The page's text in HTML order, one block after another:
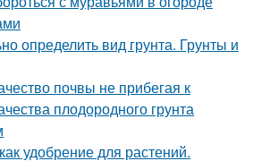
определить вид грунта. Грунты и
почвы не прибегая к
плодородного грунта
удобрение для растений.